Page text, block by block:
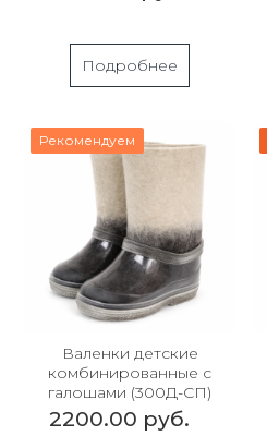
Подробнее
Рекомендуем
Валенки детские
комбинированные с
галошами (300Д-СП)
2200.00 руб.